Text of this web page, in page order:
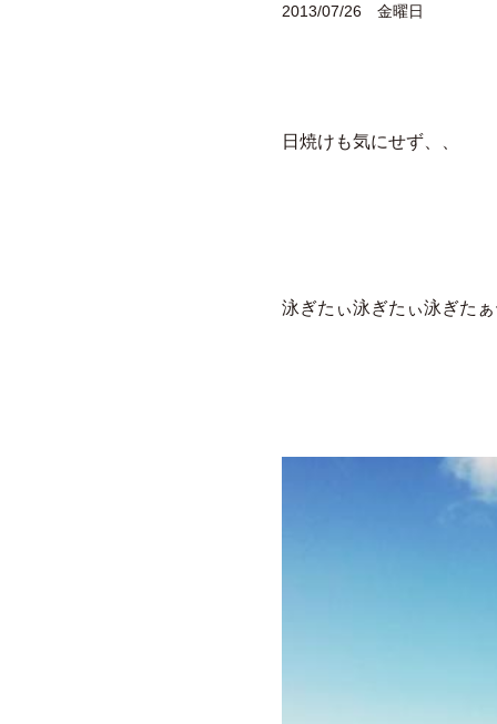
2013/07/26 金曜日
日焼けも気にせず、、
泳ぎたぃ泳ぎたぃ泳ぎた